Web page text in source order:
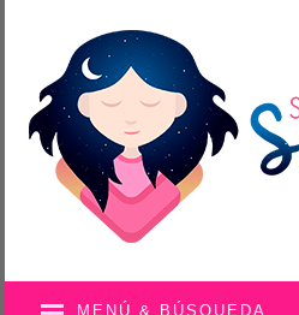
MENÚ & BÚSQUEDA